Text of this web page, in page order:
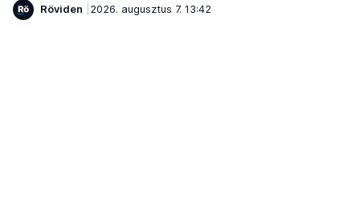
Röviden
2026. augusztus 7. 13:42